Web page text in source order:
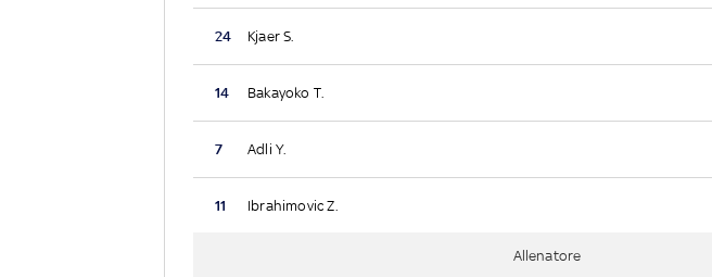
24 Kjaer S.
14 Bakayoko T.
7 Adli Y.
11 Ibrahimovic Z.
Allenatore